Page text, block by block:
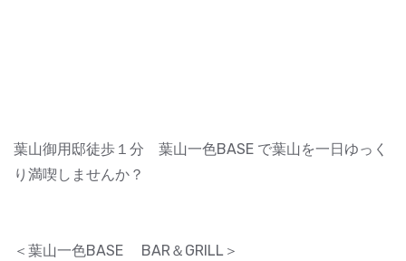
葉山御用邸徒歩１分 葉山一色BASE で葉山を一日ゆっく
り満喫しませんか？
＜葉山一色BASE BAR＆GRILL＞